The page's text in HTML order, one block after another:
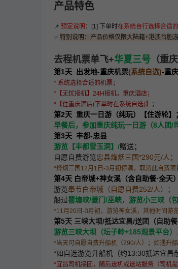
产品特色
📌 预定说明 ：[1] 下单时在系统自行选择合适
✅ 特别说明：产品价格仅限大陆籍+港澳台胞游
去程机票单飞+华夏三号 （重
第1天 出发地-重庆机票(系统自选)-重
* 系统选择合适的机票；
*【无忧接机】24H接机，重庆酒店；
*【住重庆酒店(下单时在系统自选)】；
第2天 重庆一日游（纯玩）
【住游轮】；
早餐后，参加重庆纯玩一日游（8人团/
第3天 丰都-忠县
游览【丰都雪玉洞】 /赠送；
自愿自费游览忠县烽烟三国*290元/人；
*烽烟三国12月1日-3月初停演，取消此自费项
第4天 白帝城+神女溪（含自助餐·全天）
游览奉节白帝城（自愿自费252/人）；
船过瞿塘峡/夔门/巫峡， 游览小三峡（包
*11月20日-3月初，游览神女溪，其他时间游
第5天 三峡大坝/抵达宜昌/送团（自助餐
游览三峡大坝（坛子岭+185观景平台）
*当天可自愿自费升船机（290/人）；如遇升
*如自选游览升船机（约13:30抵达宜昌
*宜昌司机接团，随后送机或送站服务（司机